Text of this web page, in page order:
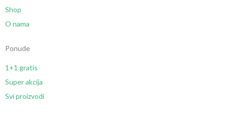
Shop
O nama
Ponude
1+1 gratis
Super akcija
Svi proizvodi